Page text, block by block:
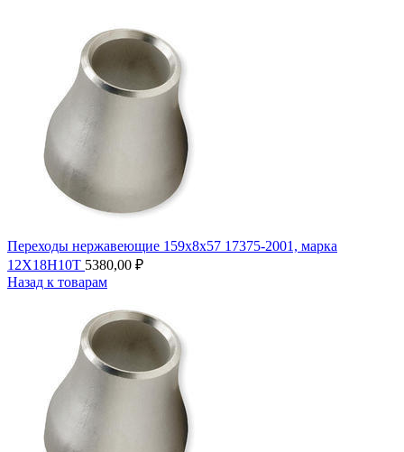
Переходы нержавеющие 159х8х57 17375-2001, марка
12Х18Н10Т 5380,00 ₽
Назад к товарам